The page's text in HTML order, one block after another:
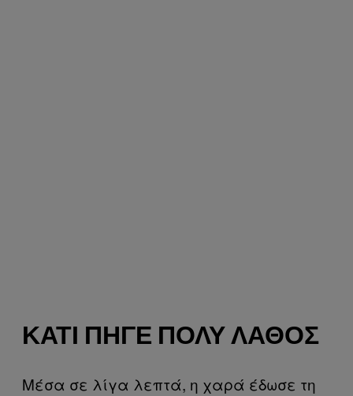
ΚΆΤΙ ΠΉΓΕ ΠΟΛΎ ΛΆΘΟΣ
Μέσα σε λίγα λεπτά, η χαρά έδωσε τη